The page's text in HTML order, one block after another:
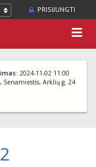
PRISIJUNGTI
: 2024-11-02 11:00
Senamiestis, Arklių g. 24